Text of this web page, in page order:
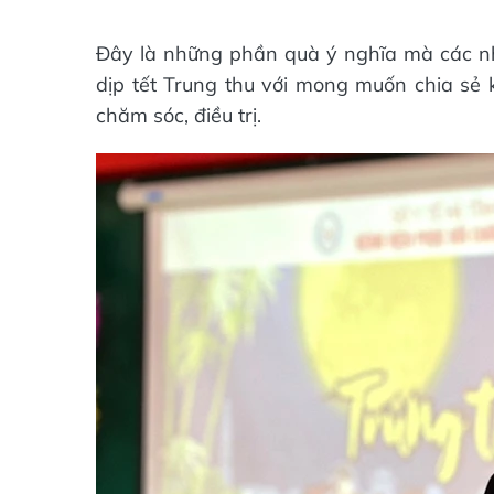
Đây là những phần quà ý nghĩa mà các
dịp tết Trung thu với mong muốn chia
chăm sóc, điều trị.